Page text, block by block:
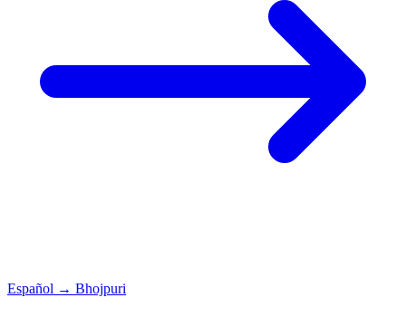
Español → Bhojpuri